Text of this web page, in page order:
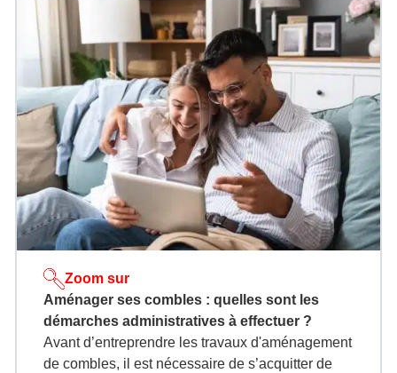
Zoom sur
Aménager ses combles : quelles sont les
démarches administratives à effectuer ?
Avant d’entreprendre les travaux d'aménagement
de combles, il est nécessaire de s’acquitter de